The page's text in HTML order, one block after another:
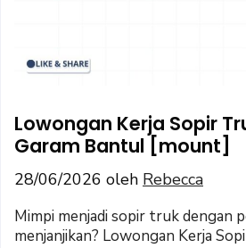
Lowongan Kerja Sopir
Garam Bantul [mount]
28/06/2026 oleh Rebecca
Mimpi menjadi sopir truk dengan
menjanjikan? Lowongan Kerja